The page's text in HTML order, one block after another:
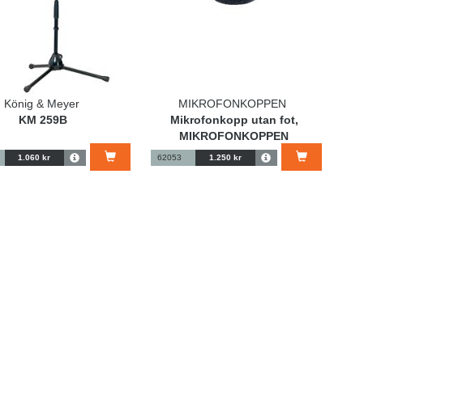
König & Meyer
KM 259B
1.060 kr
MIKROFONKOPPEN
Mikrofonkopp utan fot,
MIKROFONKOPPEN
62053 1.250 kr